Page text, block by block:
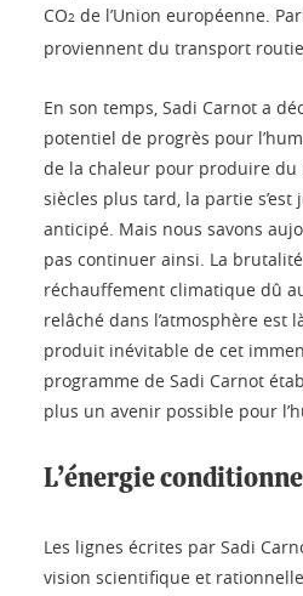
CO2 de l’Union européenne.
proviennent du transport
En son temps, Sadi Carnot a
potentiel de progrès pour
de la chaleur pour produire du
siècles plus tard, la partie s’est
anticipé. Mais nous savons
pas continuer ainsi. La
réchauffement climatique dû
relâché dans l’atmosphère est
produit inévitable de cet
programme de Sadi Carnot
plus un avenir possible pour
L’énergie
Les lignes écrites par Sadi
vision scientifique et